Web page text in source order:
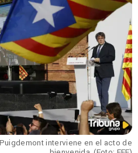
interviene en el acto de